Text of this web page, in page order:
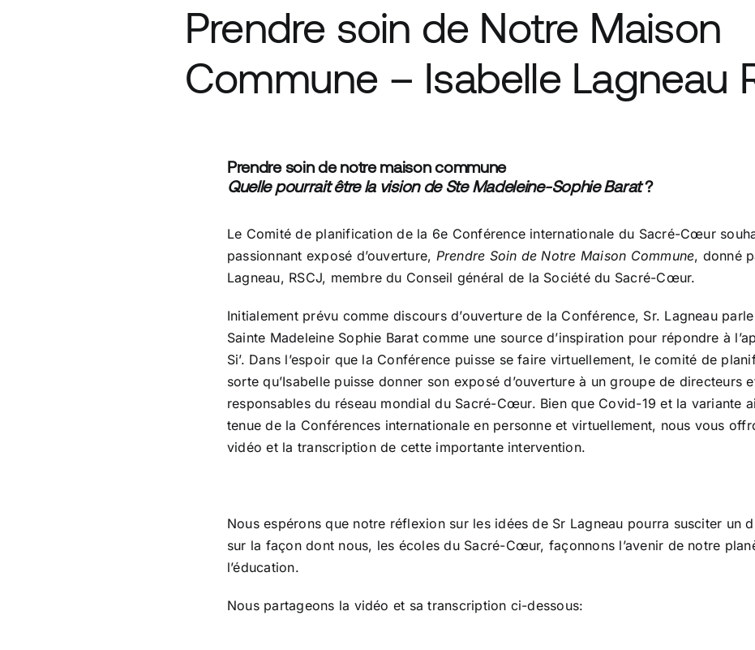
Prendre soin de Notre Maison
Commune – Isabelle Lagneau
Prendre soin de notre maison commune
Quelle pourrait être la vision de Ste Madeleine-Sophie Barat?
Le Comité de planification de la 6e Conférence internationale du Sacré-Cœur
passionnant exposé d’ouverture, Prendre Soin de Notre Maison Commune, donné
Lagneau, RSCJ, membre du Conseil général de la Société du Sacré-Cœur.
Initialement prévu comme discours d’ouverture de la Conférence, Sr. Lagneau
Sainte Madeleine Sophie Barat comme une source d’inspiration pour répondre à
Si’. Dans l’espoir que la Conférence puisse se faire virtuellement, le comité de
sorte qu’Isabelle puisse donner son exposé d’ouverture à un groupe de directeurs
responsables du réseau mondial du Sacré-Cœur. Bien que Covid-19 et la variante
tenue de la Conférences internationale en personne et virtuellement, nous vous
vidéo et la transcription de cette importante intervention.
Nous espérons que notre réflexion sur les idées de Sr Lagneau pourra susciter un
sur la façon dont nous, les écoles du Sacré-Cœur, façonnons l’avenir de notre
l’éducation.
Nous partageons la vidéo et sa transcription ci-dessous: